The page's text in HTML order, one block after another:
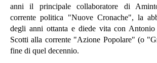
anni il principale collaboratore di
corrente politica "Nuove Cronache", la
degli anni ottanta e diede vita con
Scotti alla corrente "Azione Popolare" (o
fine di quel decennio.